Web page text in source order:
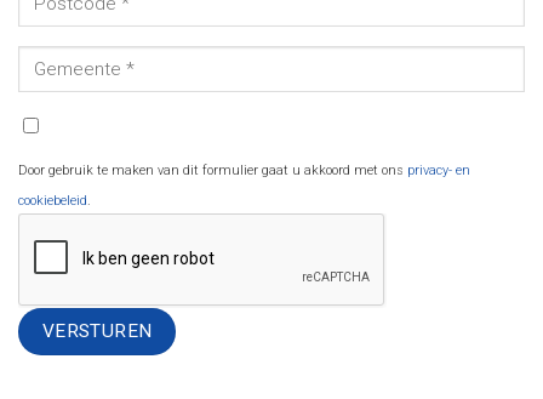
Door gebruik te maken van dit formulier gaat u akkoord met ons privacy- en
cookiebeleid.